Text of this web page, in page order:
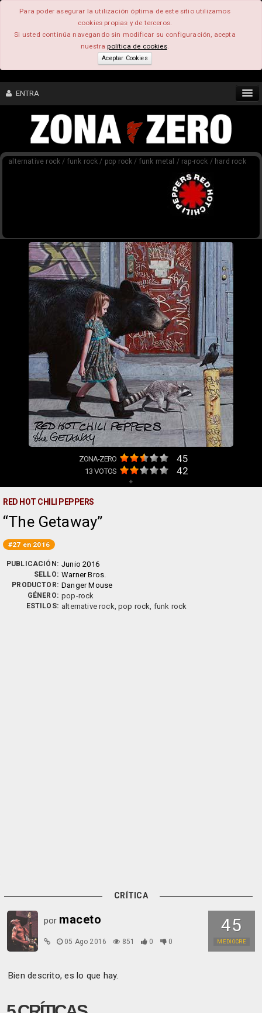
Para poder asegurar la utilización óptima de este sitio utilizamos
cookies propias y de terceros.
Si usted continúa navegando sin modificar su configuración, acepta
nuestrapolítica de cookies.
Aceptar Cookies
ENTRA
CONTENIDO
alternative rock / funk rock / pop rock / funk metal / rap-rock / hard rock
ZONA-ZERO 45
13VOTOS 42
+
RED HOT CHILI PEPPERS
The Getaway
#27 en 2016
PUBLICACIÓN: Junio 2016
SELLO: Warner Bros.
PRODUCTOR: Danger Mouse
GÉNERO: pop-rock
ESTILOS: alternative rock, pop rock, funk rock
CRÍTICA
45
MEDIOCRE
por maceto
05 Ago 2016 851 0 0
Bien descrito, es lo que hay.